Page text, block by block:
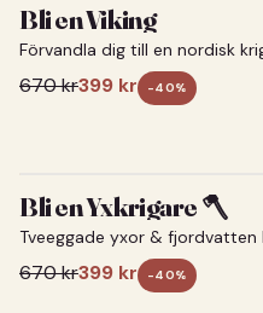
Bli en Viking
Förvandla dig till en nordisk
670kr399 kr -40%
Bli en Yxkrigare 🪓
Tveeggade yxor & fjordvatten
670kr399 kr -40%